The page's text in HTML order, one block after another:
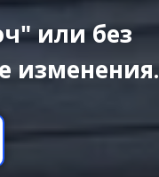
или без
изменения.